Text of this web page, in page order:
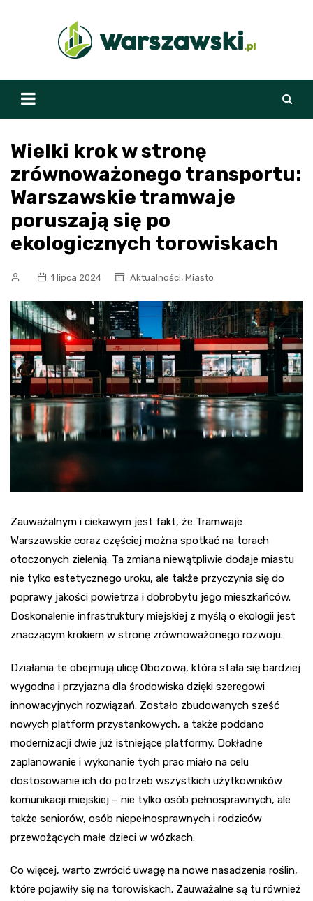
Wielki krok w stronę
zrównoważonego transportu:
Warszawskie tramwaje
poruszają się po
ekologicznych torowiskach
1 lipca 2024 Aktualności, Miasto
Zauważalnym i ciekawym jest fakt, że Tramwaje
Warszawskie coraz częściej można spotkać na torach
otoczonych zielenią. Ta zmiana niewątpliwie dodaje miastu
nie tylko estetycznego uroku, ale także przyczynia się do
poprawy jakości powietrza i dobrobytu jego mieszkańców.
Doskonalenie infrastruktury miejskiej z myślą o ekologii jest
znaczącym krokiem w stronę zrównoważonego rozwoju.
Działania te obejmują ulicę Obozową, która stała się bardziej
wygodna i przyjazna dla środowiska dzięki szeregowi
innowacyjnych rozwiązań. Zostało zbudowanych sześć
nowych platform przystankowych, a także poddano
modernizacji dwie już istniejące platformy. Dokładne
zaplanowanie i wykonanie tych prac miało na celu
dostosowanie ich do potrzeb wszystkich użytkowników
komunikacji miejskiej – nie tylko osób pełnosprawnych, ale
także seniorów, osób niepełnosprawnych i rodziców
przewożących małe dzieci w wózkach.
Co więcej, warto zwrócić uwagę na nowe nasadzenia roślin,
które pojawiły się na torowiskach. Zauważalne są tu również